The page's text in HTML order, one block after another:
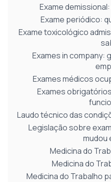
Exame
Exame periódico:
Exame toxicológico
Exames in company:
Exames médicos
Exames
Laudo técnico das
Legislação sobre
mudou
Medicina do
Medicina do
Medicina do Trabalho